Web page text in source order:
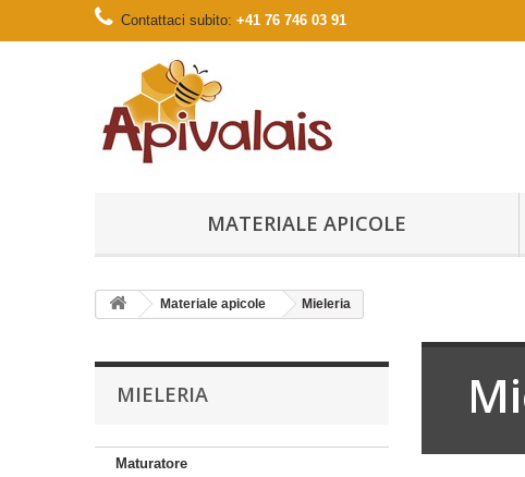
Contattaci subito: +41 76 746 03 91
MATERIALE APICOLE
Materiale apicole Mieleria
MIELERIA
Maturatore